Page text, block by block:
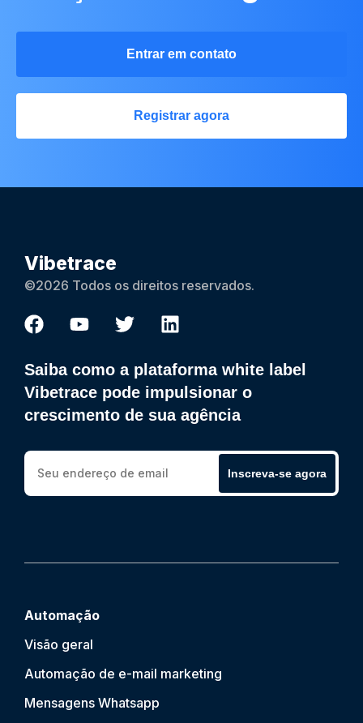
Entrar em contato
Registrar agora
Vibetrace
©2026 Todos os direitos reservados.
Saiba como a plataforma white label
Vibetrace pode impulsionar o
crescimento de sua agência
Inscreva-se agora
Automação
Visão geral
Automação de e-mail marketing
Mensagens Whatsapp